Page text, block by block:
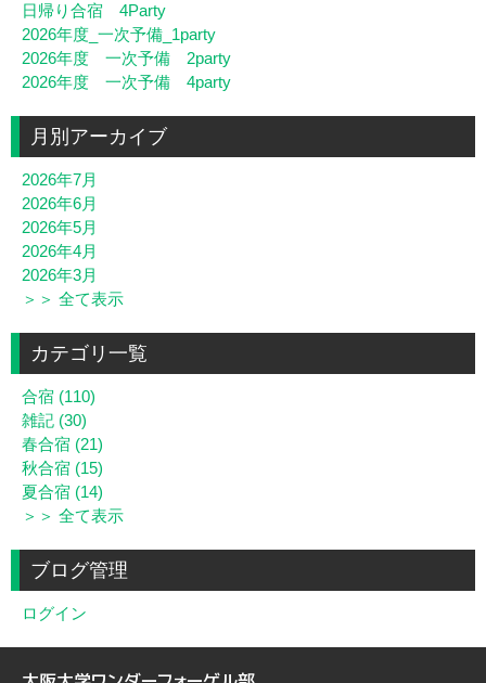
日帰り合宿 4Party
2026年度_一次予備_1party
2026年度 一次予備 2party
2026年度 一次予備 4party
月別アーカイブ
2026年7月
2026年6月
2026年5月
2026年4月
2026年3月
＞＞ 全て表示
カテゴリ一覧
合宿 (110)
雑記 (30)
春合宿 (21)
秋合宿 (15)
夏合宿 (14)
＞＞ 全て表示
ブログ管理
ログイン